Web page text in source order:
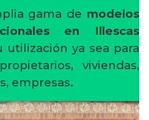
gama de modelos
en Illescas
ya sea para
viviendas,
empresas.